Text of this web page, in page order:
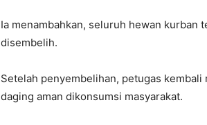
Ia menambahkan, seluruh hewan kurban
disembelih.
Setelah penyembelihan, petugas
daging aman dikonsumsi masyarakat.